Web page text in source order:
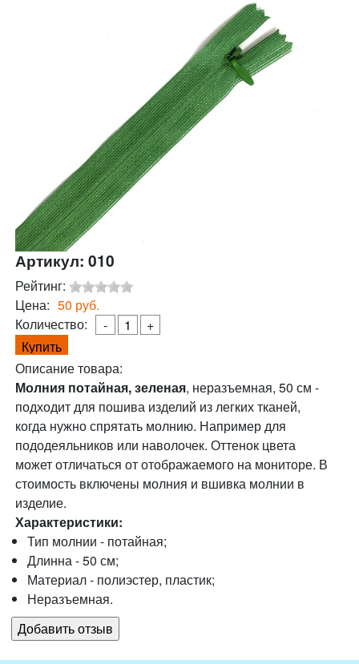
Артикул: 010
Рейтинг:
Цена: 50 руб.
Количество:
- +
Описание товара:
Молния потайная, зеленая, неразъемная, 50 см -
подходит для пошива изделий из легких тканей,
когда нужно спрятать молнию. Например для
пододеяльников или наволочек. Оттенок цвета
может отличаться от отображаемого на мониторе. В
стоимость включены молния и вшивка молнии в
изделие.
Характеристики:
Тип молнии - потайная;
Длинна - 50 см;
Материал - полиэстер, пластик;
Неразъемная.